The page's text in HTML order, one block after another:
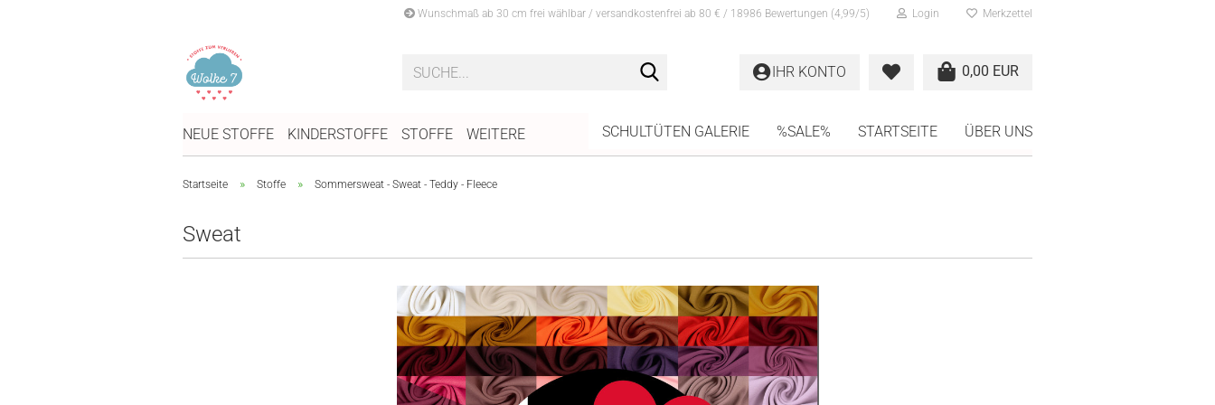
Wunschmaß ab 30 cm frei wählbar / versandkostenfrei ab 80 € / 18986 Bewertungen (4,99/5) Login Merkzettel
0,00 EUR
IHR KONTO
NEUE STOFFE KINDERSTOFFE STOFFE SCHULTÜTEN GALERIE %SALE% STARTSEITE ÜBER UNS
WEITERE
Startseite » Stoffe » Sommersweat - Sweat - Teddy - Fleece
Sweat